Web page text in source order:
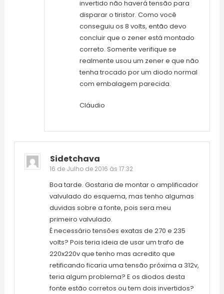
invertido não haverá tensão para
disparar o tiristor. Como você
conseguiu os 8 volts, então devo
concluir que o zener está montado
correto. Somente verifique se
realmente usou um zener e que não
tenha trocado por um diodo normal
com embalagem parecida.
Cláudio
Sidetchava
16 de Julho de 2016 às 17:32
Boa tarde. Gostaria de montar o amplificador
valvulado do esquema, mas tenho algumas
duvidas sobre a fonte, pois sera meu
primeiro valvulado.
É necessário tensões exatas de 270 e 235
volts? Pois teria ideia de usar um trafo de
220x220v que tenho mas acredito que
retificando ficaria uma tensão próxima a 312v,
teria algum problema? E os diodos desta
fonte estão corretos ou tem dois invertidos?